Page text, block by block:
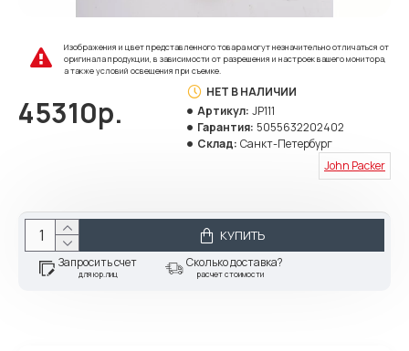
Изображения и цвет представленного товара могут незначительно отличаться от
оригинала продукции, в зависимости от разрешения и настроек вашего монитора,
а также условий освещения при съемке.
45310р.
НЕТ В НАЛИЧИИ
Артикул: JP111
Гарантия: 5055632202402
Склад: Санкт-Петербург
John Packer
КУПИТЬ
Запросить счет
для юр.лиц
Сколько доставка?
расчет стоимости